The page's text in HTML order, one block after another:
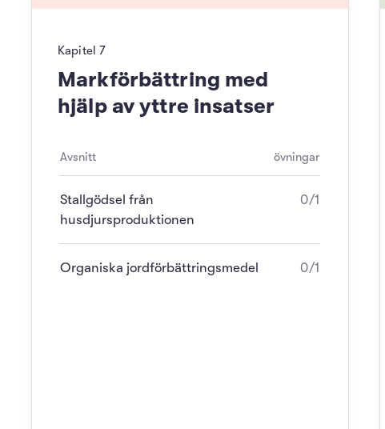
Kapitel 7
Markförbättring med
hjälp av yttre insatser
Avsnitt övningar
Stallgödsel från
husdjursproduktionen
0/1
Organiska jordförbättringsmedel 0/1